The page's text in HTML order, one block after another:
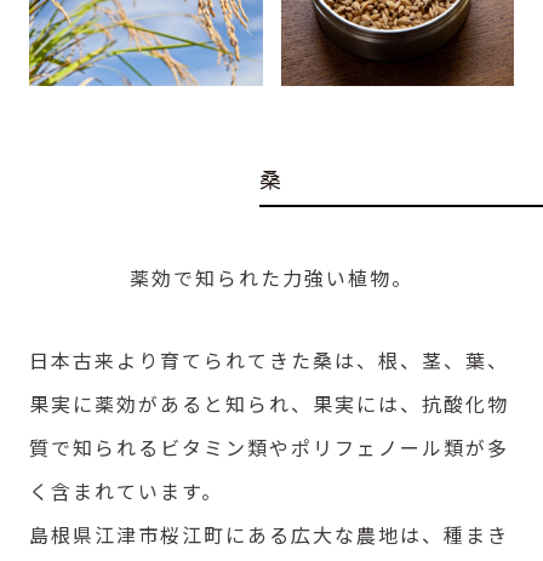
桑
薬効で知られた力強い植物。
日本古来より育てられてきた桑は、根、茎、葉、
果実に薬効があると知られ、果実には、抗酸化物
質で知られるビタミン類やポリフェノール類が多
く含まれています。
島根県江津市桜江町にある広大な農地は、種まき